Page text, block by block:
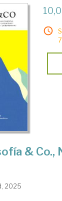
& Co.,
2025